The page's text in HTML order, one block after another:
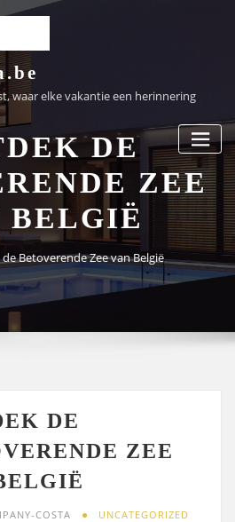
waar elke vakantie een herinnering
DE
ZEE
BELGIË
Betoverende Zee van België
DE
ZEE
COSTA UNCATEGORIZED